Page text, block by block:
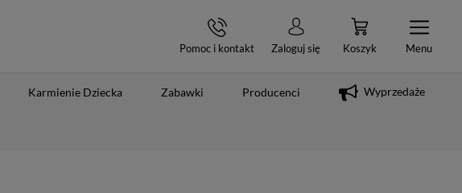
Pomoc i kontakt Zaloguj się Koszyk Menu
Karmienie Dziecka Zabawki Producenci Wyprzedaże